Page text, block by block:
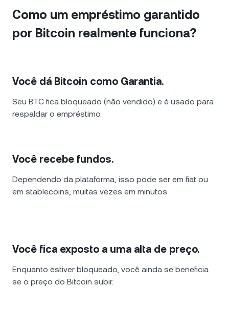
Como um empréstimo garantido
por Bitcoin realmente funciona?
Você dá Bitcoin como Garantia.
Seu BTC fica bloqueado (não vendido) e é usado para
respaldar o empréstimo.
Você recebe fundos.
Dependendo da plataforma, isso pode ser em fiat ou
em stablecoins, muitas vezes em minutos.
Você fica exposto a uma alta de preço.
Enquanto estiver bloqueado, você ainda se beneficia
se o preço do Bitcoin subir.